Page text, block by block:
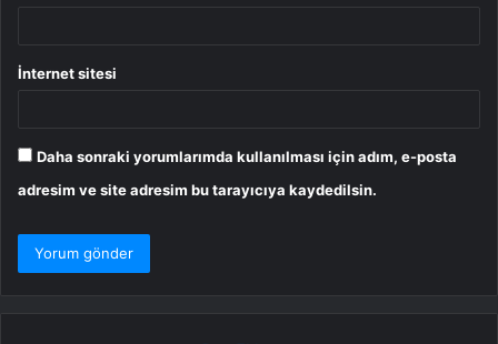
İnternet sitesi
Daha sonraki yorumlarımda kullanılması için adım, e-posta
adresim ve site adresim bu tarayıcıya kaydedilsin.